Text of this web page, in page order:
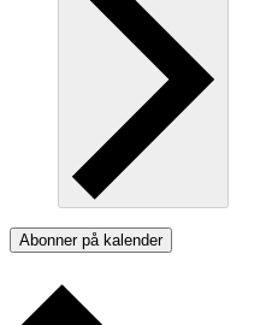
Abonner på kalender